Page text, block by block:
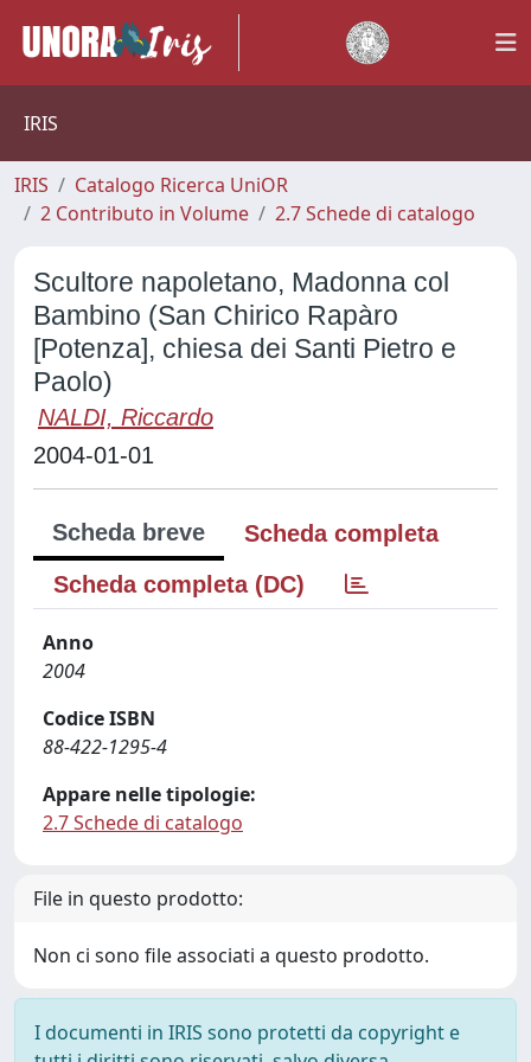
IRIS
IRIS
Catalogo Ricerca UniOR
2 Contributo in Volume
2.7 Schede di catalogo
Scultore napoletano, Madonna col
Bambino (San Chirico Rapàro
[Potenza], chiesa dei Santi Pietro e
Paolo)
NALDI, Riccardo
2004-01-01
Scheda breve
Scheda completa
Scheda completa (DC)
Anno
2004
Codice ISBN
88-422-1295-4
Appare nelle tipologie:
2.7 Schede di catalogo
File in questo prodotto:
Non ci sono file associati a questo prodotto.
I documenti in IRIS sono protetti da copyright e